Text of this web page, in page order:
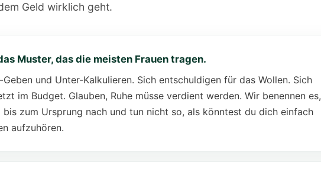
Geld wirklich geht.
Muster, das die meisten Frauen tragen.
Geben und Unter-Kalkulieren. Sich entschuldigen für das Wollen. Sich
im Budget. Glauben, Ruhe müsse verdient werden. Wir benennen es,
bis zum Ursprung nach und tun nicht so, als könntest du dich einfach
aufzuhören.